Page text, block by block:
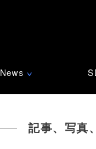
News ∨
記事、写真